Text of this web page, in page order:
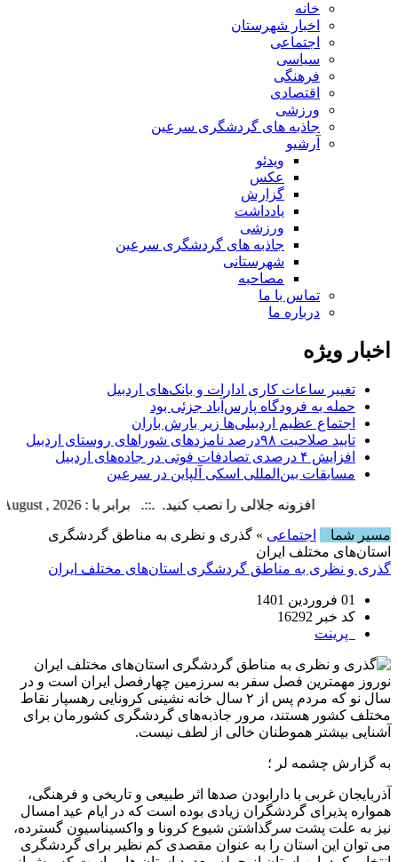
خانه
اخبار شهرستان
اجتماعی
سیاسی
فرهنگی
اقتصادی
ورزشی
جاذبه های گردشگری سرعین
آرشیو
ویدئو
عکس
گزارش
یادداشت
ورزشی
جاذبه های گردشگری سرعین
شهرستانی
مصاحبه
تماس با ما
درباره ما
اخبار ویژه
تغییر ساعات کاری ادارات و بانک‌های اردبیل
حمله به فرودگاه پارس‌‌آباد جزئی بود
اجتماع عظیم اردبیلی‌ها زیر بارش باران
تایید صلاحیت ۹۸درصد نامزدهای شوراهای روستای اردبیل
افزایش ۴ درصدی تصادفات فوتی در جاده‌های اردبیل
مسابقات بین‌المللی اسکی آلپاین در سرعین
افزونه جلالی را نصب کنید. .::. برابر با : Friday, 7 August , 2026
مسیر شما
اجتماعی » گذری و نظری به مناطق گردشگری
استان‌های مختلف ایران
گذری و نظری به مناطق گردشگری استان‌های مختلف ایران
01 فروردین 1401
کد خبر 16292
پرینت
نوروز مهمترین فصل سفر به سرزمین چهارفصل ایران است و در
سال نو که مردم پس از ۲ سال خانه نشینی کرونایی رهسپار نقاط
مختلف کشور هستند، مرور جاذبه‌های گردشگری کشورمان برای
آشنایی بیشتر هموطنان خالی از لطف نیست.
به گزارش چشمه لر ؛
آذربایجان غربی با دارابودن صدها اثر طبیعی و تاریخی و فرهنگی،
همواره پذیرای گردشگران زیادی بوده است که در ایام عید امسال
نیز به علت پشت سرگذاشتن شیوع کرونا و واکسیناسیون گسترده،
می توان این استان را به عنوان مقصدی کم نظیر برای گردشگری